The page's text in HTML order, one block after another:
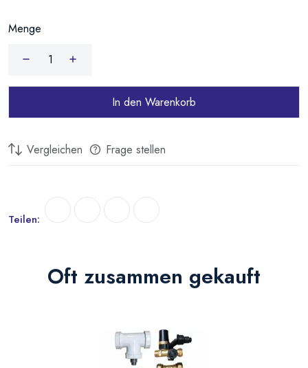
Menge
In den Warenkorb
Vergleichen Frage stellen
Teilen:
Oft zusammen gekauft